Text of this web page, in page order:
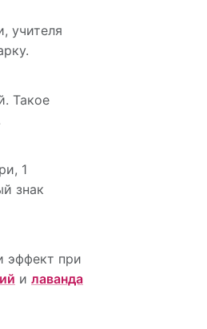
учителя
Такое
1
знак
эффект при
и лаванда